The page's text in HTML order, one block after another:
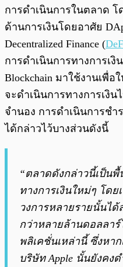
การดำเนินการในตลาด โ
ด้านการเงินโดยอาศัย
Decentralized Finance (
การดำเนินการทางการเ
Blockchain มาใช้งานเพื่
จะดำเนินการทางการเงิน
จำนอง การดำเนินการชำ
ได้กล่าวไว้บางส่วนดังนี้
“ตลาดดังกล่าวนี้เป็น
ทางการเงินใหม่ๆ โด
วงการหลายรายนั้นได้
กว่าหลายล้านดอลลา
พลิเคชั่นเหล่านี้ ซึ่งหา
บริษัท Apple นั้นยังคง